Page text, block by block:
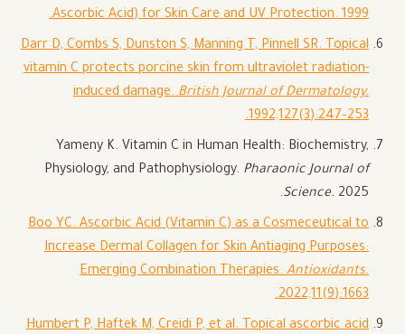
Ascorbic Acid) for Skin Care and UV Protection. 1999.
Darr D, Combs S, Dunston S, Manning T, Pinnell SR. Topical
vitamin C protects porcine skin from ultraviolet radiation-
induced damage.British Journal of Dermatology.
1992;127(3):247–253.
Yameny K. Vitamin C in Human Health: Biochemistry,
Physiology, and Pathophysiology. Pharaonic Journal of
Science. 2025.
Boo YC. Ascorbic Acid (Vitamin C) as a Cosmeceutical to
Increase Dermal Collagen for Skin Antiaging Purposes:
Emerging Combination Therapies.Antioxidants.
2022;11(9):1663.
Humbert P, Haftek M, Creidi P, et al. Topical ascorbic acid